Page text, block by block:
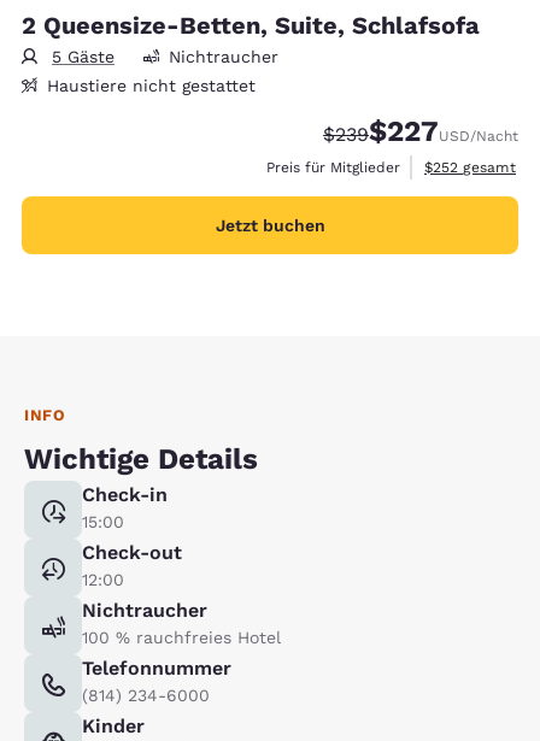
2 Queensize-Betten, Suite, Schlafsofa
5 Gäste
Nichtraucher
Haustiere nicht gestattet
Durchgestrichener
$239Vergünstigter
$227USD/Nacht
Preis für Mitglieder
Geschätzte
$252 gesamt
Jetzt buchen
INFO
Wichtige Details
Check-in
15:00
Check-out
12:00
Nichtraucher
100 % rauchfreies Hotel
Telefonnummer
(814) 234-6000
Kinder